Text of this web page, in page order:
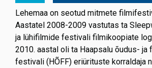
Lehemaa on seotud mitmete
Aastatel 2008-2009 vastutas ta
ja lühifilmide festivali filmikoopiate
2010. aastal oli ta Haapsalu õudus- ja
festivali (HÕFF) eriürituste korraldaja